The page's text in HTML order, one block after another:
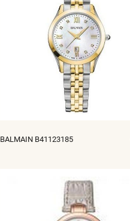
BALMAIN B41123185